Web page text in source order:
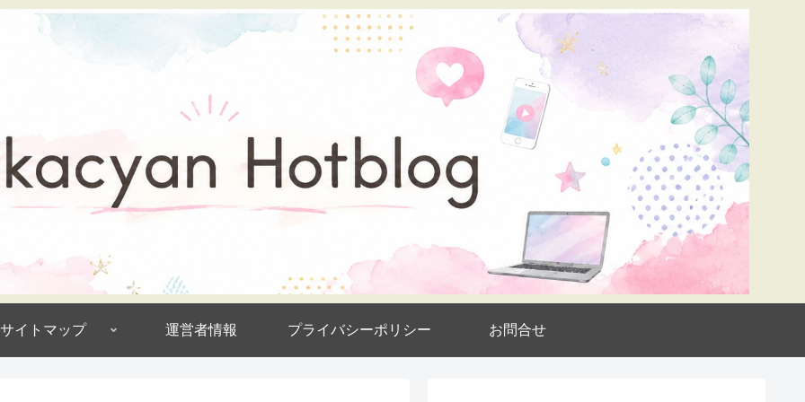
サイトマップ 運営者情報 プライバシーポリシー お問合せ